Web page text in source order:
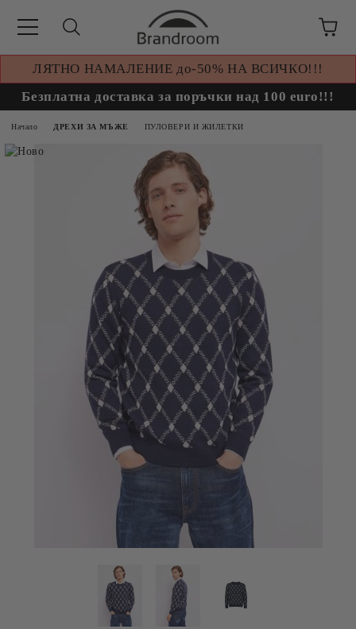
ЛЯТНО НАМАЛЕНИЕ до-50% НА ВСИЧКО!!!
Безплатна доставка за поръчки над 100 euro!!!
Начало ДРЕХИ ЗА МЪЖЕ ПУЛОВЕРИ И ЖИЛЕТКИ